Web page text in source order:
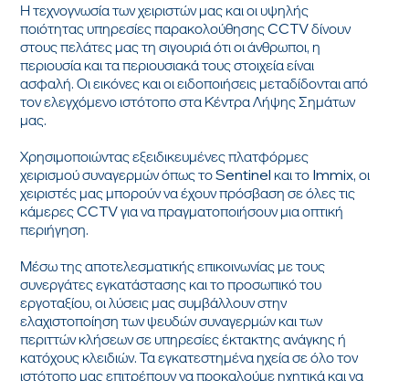
Η τεχνογνωσία των χειριστών μας και οι υψηλής
ποιότητας υπηρεσίες παρακολούθησης CCTV δίνουν
στους πελάτες μας τη σιγουριά ότι οι άνθρωποι, η
περιουσία και τα περιουσιακά τους στοιχεία είναι
ασφαλή. Οι εικόνες και οι ειδοποιήσεις μεταδίδονται από
τον ελεγχόμενο ιστότοπο στα Κέντρα Λήψης Σημάτων
μας.
Χρησιμοποιώντας εξειδικευμένες πλατφόρμες
χειρισμού συναγερμών όπως το Sentinel και το Immix, οι
χειριστές μας μπορούν να έχουν πρόσβαση σε όλες τις
κάμερες CCTV για να πραγματοποιήσουν μια οπτική
περιήγηση.
Μέσω της αποτελεσματικής επικοινωνίας με τους
συνεργάτες εγκατάστασης και το προσωπικό του
εργοταξίου, οι λύσεις μας συμβάλλουν στην
ελαχιστοποίηση των ψευδών συναγερμών και των
περιττών κλήσεων σε υπηρεσίες έκτακτης ανάγκης ή
κατόχους κλειδιών. Τα εγκατεστημένα ηχεία σε όλο τον
ιστότοπο μας επιτρέπουν να προκαλούμε ηχητικά και να